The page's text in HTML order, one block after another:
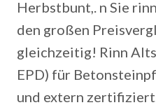
Herbstbunt,. n Sie
den großen
gleichzeitig! Rinn
EPD) für
und extern